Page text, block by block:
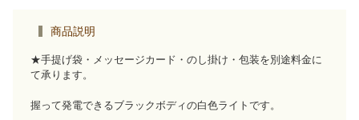
商品説明
★手提げ袋・メッセージカード・のし掛け・包装を別途料金に
て承ります。
握って発電できるブラックボディの白色ライトです。